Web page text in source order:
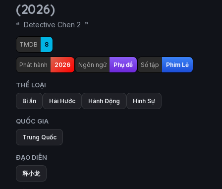
(2026)
Detective Chen 2
TMDB 8
Phát hành 2026 Ngôn ngữ Phụ đề Số tập Phim Lẻ
THỂ LOẠI
Bí ẩn Hài Hước Hành Động Hình Sự
QUỐC GIA
Trung Quốc
ĐẠO DIỄN
释小龙